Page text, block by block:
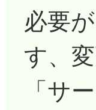
必要
す、
「サ